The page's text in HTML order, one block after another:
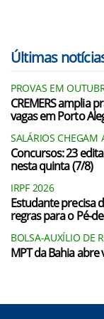
Últimas
PROVAS EM
CREMERS amplia
vagas em Porto
SALÁRIOS CHEGAM
Concursos: 23
nesta quinta (7/8)
IRPF 2026
Estudante precisa
regras para o Pé-
BOLSA-AUXÍLIO DE
MPT da Bahia abre